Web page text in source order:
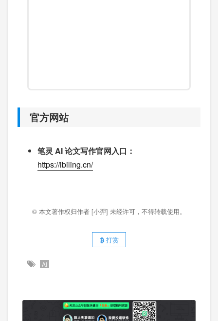
官方网站
笔灵 AI 论文写作官网入口：
https://ibiling.cn/
© 本文著作权归作者 [小羿] 未经许可，不得转载使用。
打赏
AI